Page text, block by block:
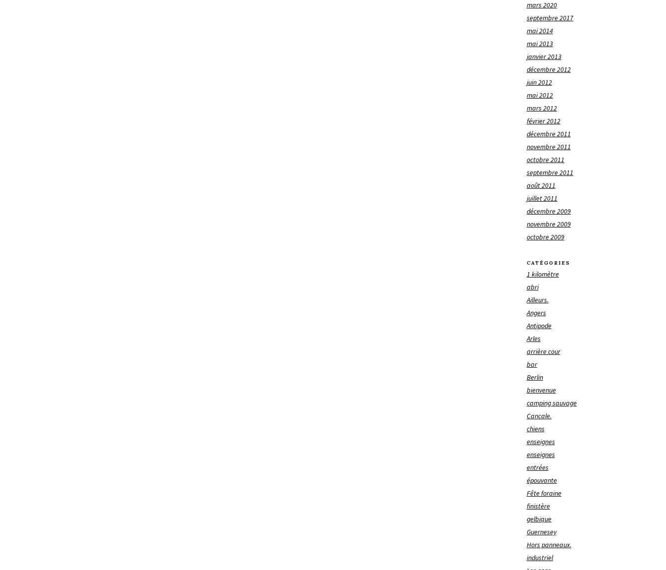
mars 2020
septembre 2017
mai 2014
mai 2013
janvier 2013
décembre 2012
juin 2012
mai 2012
mars 2012
février 2012
décembre 2011
novembre 2011
octobre 2011
septembre 2011
août 2011
juillet 2011
décembre 2009
novembre 2009
octobre 2009
CATÉGORIES
1 kilomètre
abri
Ailleurs.
Angers
Antipode
Arles
arrière cour
bar
Berlin
bienvenue
camping sauvage
Cancale.
chiens
enseignes
enseignes
entrées
épouvante
Fête foraine
finistère
gelbique
Guernesey
Hors panneaux.
industriel